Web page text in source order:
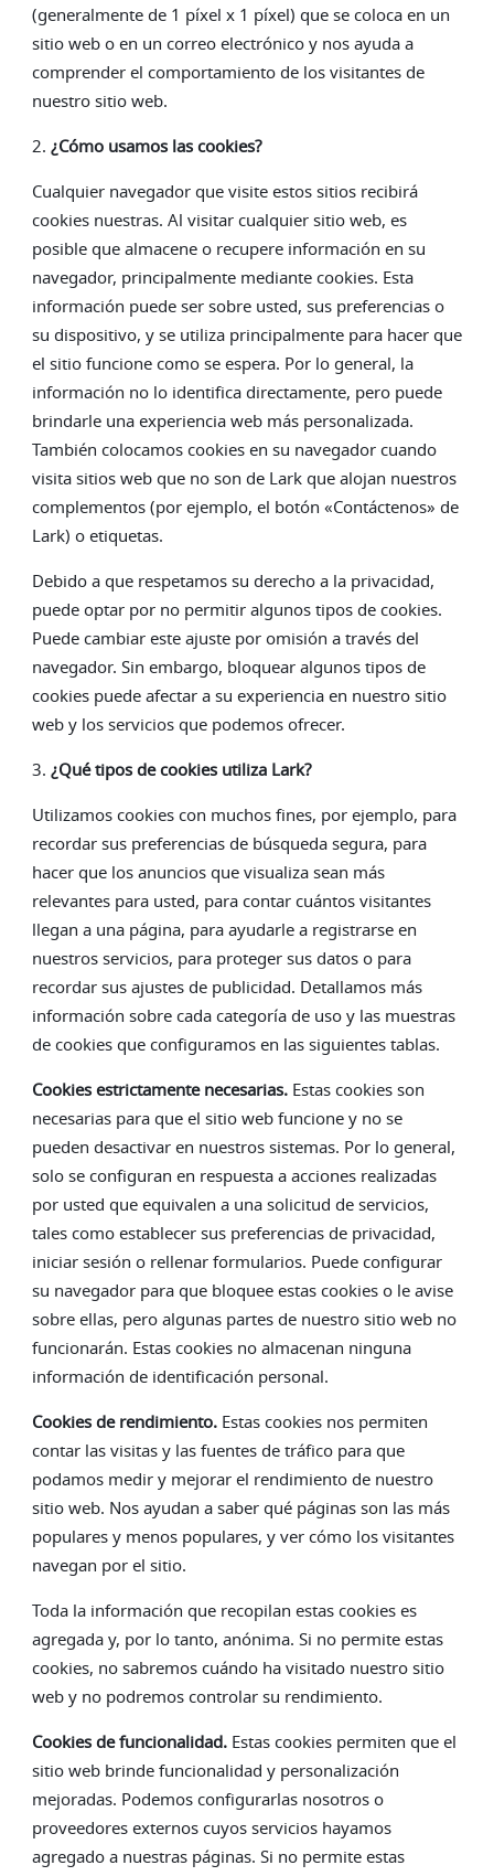
(generalmente de 1 píxel x 1 píxel) que se coloca en un
sitio web o en un correo electrónico y nos ayuda a
comprender el comportamiento de los visitantes de
nuestro sitio web.
2. ¿Cómo usamos las cookies?
Cualquier navegador que visite estos sitios recibirá
cookies nuestras. Al visitar cualquier sitio web, es
posible que almacene o recupere información en su
navegador, principalmente mediante cookies. Esta
información puede ser sobre usted, sus preferencias o
su dispositivo, y se utiliza principalmente para hacer que
el sitio funcione como se espera. Por lo general, la
información no lo identifica directamente, pero puede
brindarle una experiencia web más personalizada.
También colocamos cookies en su navegador cuando
visita sitios web que no son de Lark que alojan nuestros
complementos (por ejemplo, el botón «Contáctenos» de
Lark) o etiquetas.
Debido a que respetamos su derecho a la privacidad,
puede optar por no permitir algunos tipos de cookies.
Puede cambiar este ajuste por omisión a través del
navegador. Sin embargo, bloquear algunos tipos de
cookies puede afectar a su experiencia en nuestro sitio
web y los servicios que podemos ofrecer.
3. ¿Qué tipos de cookies utiliza Lark?
Utilizamos cookies con muchos fines, por ejemplo, para
recordar sus preferencias de búsqueda segura, para
hacer que los anuncios que visualiza sean más
relevantes para usted, para contar cuántos visitantes
llegan a una página, para ayudarle a registrarse en
nuestros servicios, para proteger sus datos o para
recordar sus ajustes de publicidad. Detallamos más
información sobre cada categoría de uso y las muestras
de cookies que configuramos en las siguientes tablas.
Cookies estrictamente necesarias.Estas cookies son
necesarias para que el sitio web funcione y no se
pueden desactivar en nuestros sistemas. Por lo general,
solo se configuran en respuesta a acciones realizadas
por usted que equivalen a una solicitud de servicios,
tales como establecer sus preferencias de privacidad,
iniciar sesión o rellenar formularios. Puede configurar
su navegador para que bloquee estas cookies o le avise
sobre ellas, pero algunas partes de nuestro sitio web no
funcionarán. Estas cookies no almacenan ninguna
información de identificación personal.
Cookies de rendimiento.Estas cookies nos permiten
contar las visitas y las fuentes de tráfico para que
podamos medir y mejorar el rendimiento de nuestro
sitio web. Nos ayudan a saber qué páginas son las más
populares y menos populares, y ver cómo los visitantes
navegan por el sitio.
Toda la información que recopilan estas cookies es
agregada y, por lo tanto, anónima. Si no permite estas
cookies, no sabremos cuándo ha visitado nuestro sitio
web y no podremos controlar su rendimiento.
Cookies de funcionalidad.Estas cookies permiten que el
sitio web brinde funcionalidad y personalización
mejoradas. Podemos configurarlas nosotros o
proveedores externos cuyos servicios hayamos
agregado a nuestras páginas. Si no permite estas